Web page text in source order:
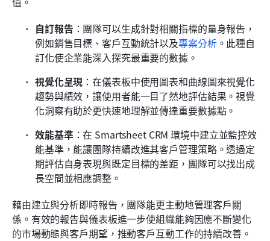
自訂報告 ：團隊可以生成針對相關指標的量身報告，
例如銷售目標、客戶互動統計以及專案分析。此種自
訂化使企業能深入探究最重要的數據。
視覺化呈現 ：在儀表板中使用圖表和曲線圖來視覺化
趨勢與績效，讓使用者能一目了然地評估結果。視覺
化洞察有助於更快速地理解並傳達重要數據點。
效能基準：在 Smartsheet CRM 環境中建立並監控效
能基準，能讓團隊持續改進其客戶管理策略。透過定
期評估自身表現與既定目標的差距，團隊可以找出成
長空間並相應調整。
藉由建立與分析即時報告，團隊能更主動地管理客戶關
係。有效的報告與儀表板進一步使組織能夠因應不斷變化
的市場動態與客戶期望，推動客戶互動工作的持續改善。